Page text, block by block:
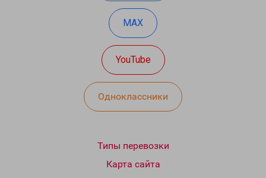
MAX
YouTube
Одноклассники
Типы перевозки
Карта сайта